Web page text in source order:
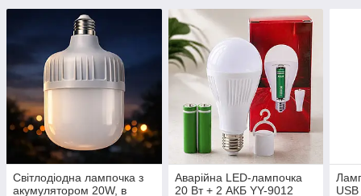
Світлодіодна лампочка з
акумулятором 20W, в
Аварійна LED-лампочка
20 Вт + 2 АКБ YY-9012